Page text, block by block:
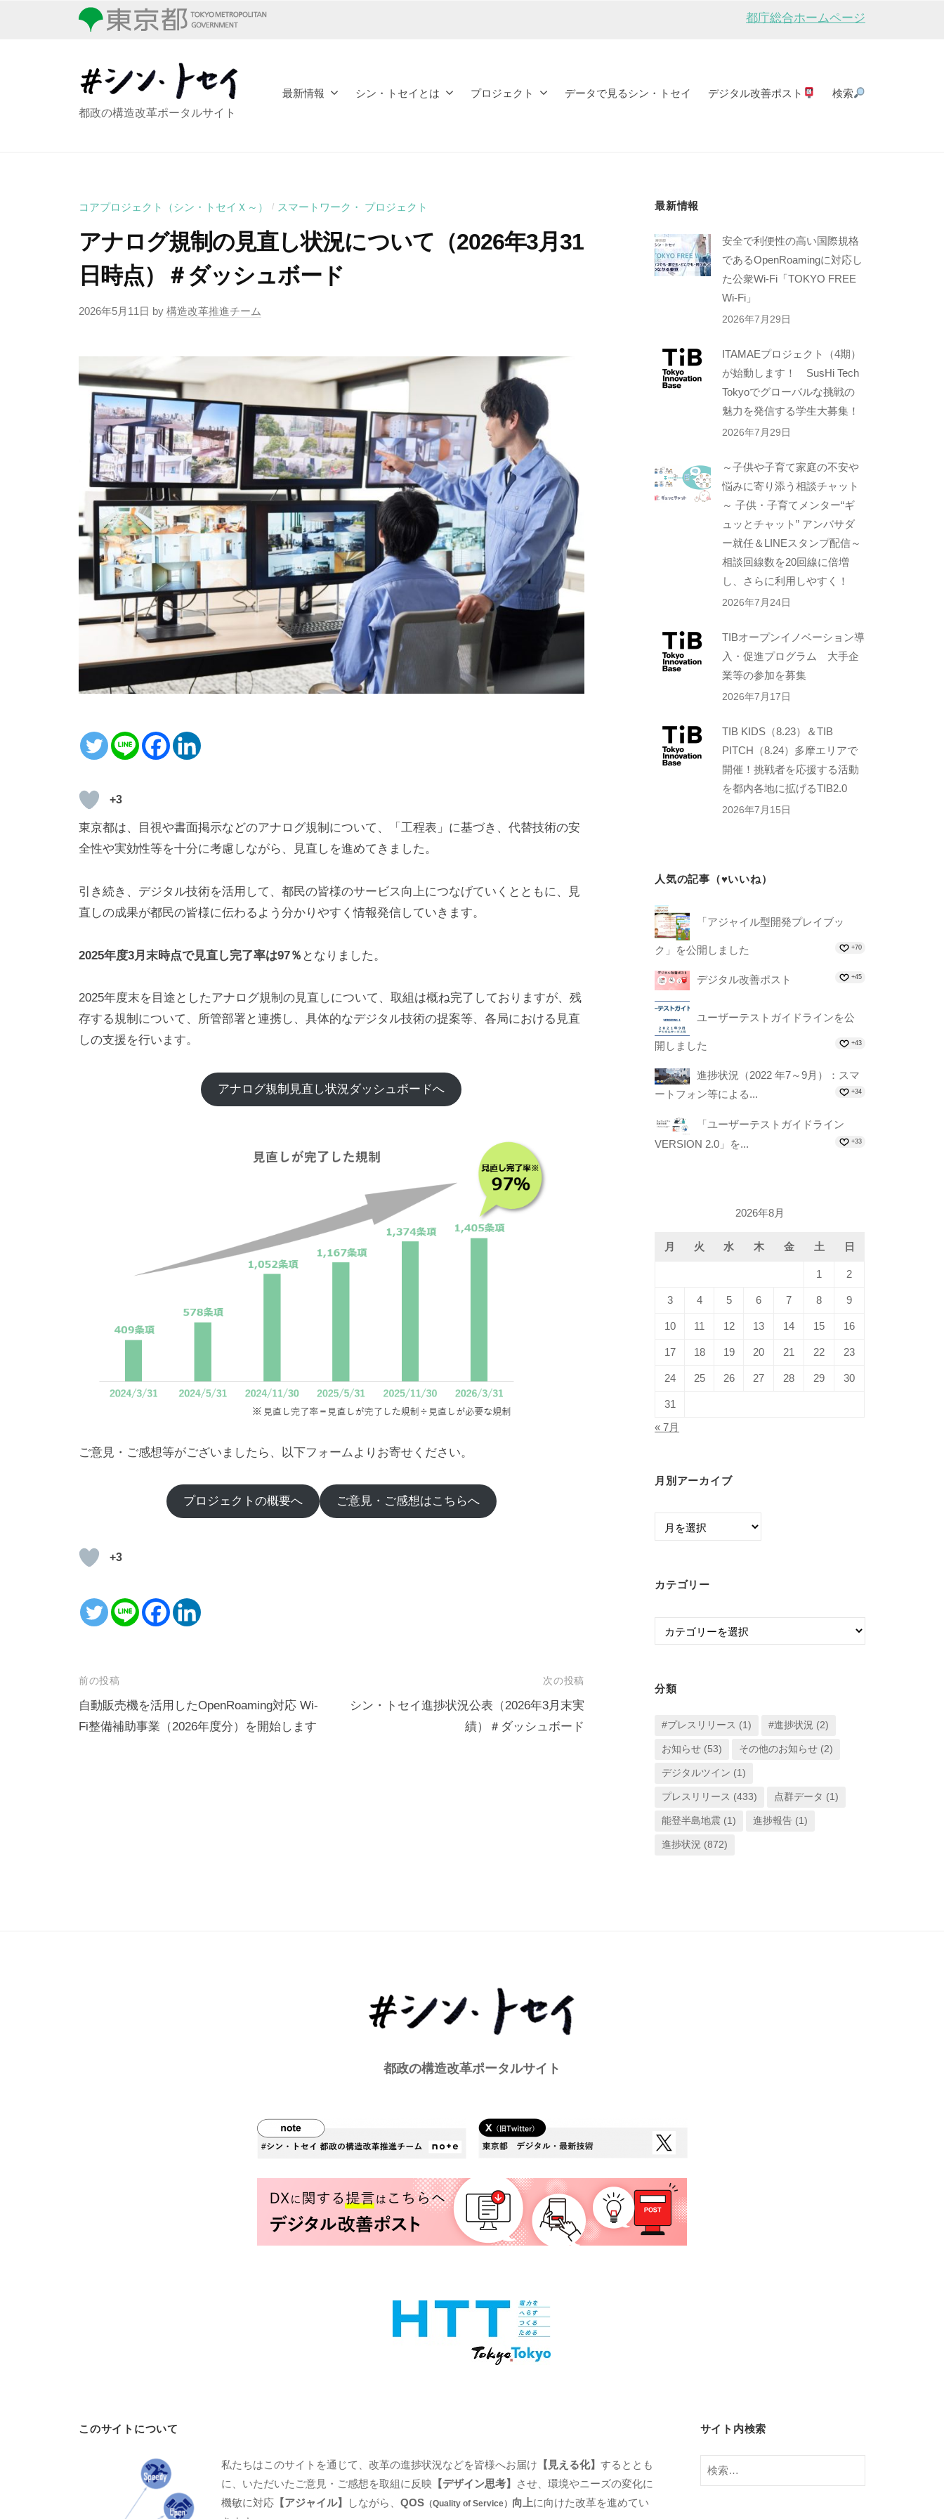
都庁総合ホームページ
シ
セ
都政の構造改革ポータルサイト
最新情報 シン・トセイとは プロジェクト データで見るシン・トセイ デジタル改善ポスト 検索
コアプロジェクト（シン・トセイＸ～） / スマートワーク・ プロジェクト
アナログ規制の見直し状況について（2026年3月31
日時点）＃ダッシュボード
2026年5月11日 by 構造改革推進チーム
+3
東京都は、目視や書面掲示などのアナログ規制について、「工程表」に基づき、代替技術の安
全性や実効性等を十分に考慮しながら、見直しを進めてきました。
引き続き、デジタル技術を活用して、都民の皆様のサービス向上につなげていくとともに、見
直しの成果が都民の皆様に伝わるよう分かりやすく情報発信していきます。
2025年度3月末時点で見直し完了率は97％ となりました。
2025年度末を目途としたアナログ規制の見直しについて、取組は概ね完了しておりますが、残
存する規制について、所管部署と連携し、具体的なデジタル技術の提案等、各局における見直
しの支援を行います。
アナログ規制見直し状況ダッシュボードへ
ご意見・ご感想等がございましたら、以下フォームよりお寄せください。
プロジェクトの概要へ ご意見・ご感想はこちらへ
+3
投
稿
ナ
前の投稿
自動販売機を活用したOpenRoaming対応 Wi-
Fi整備補助事業（2026年度分）を開始します
次の投稿
シン・トセイ進捗状況公表（2026年3月末実
績）＃ダッシュボード
最新情報
安全で利便性の高い国際規格
であるOpenRoamingに対応し
た公衆Wi-Fi「TOKYO FREE
Wi-Fi」
2026年7月29日
ITAMAEプロジェクト（4期）
が始動します！ SusHi Tech
Tokyoでグローバルな挑戦の
魅力を発信する学生大募集！
2026年7月29日
～子供や子育て家庭の不安や
悩みに寄り添う相談チャット
～ 子供・子育てメンター“ギ
ュッとチャット” アンバサダ
ー就任＆LINEスタンプ配信～
相談回線数を20回線に倍増
し、さらに利用しやすく！
2026年7月24日
TIBオープンイノベーション導
入・促進プログラム 大手企
業等の参加を募集
2026年7月17日
TIB KIDS（8.23）＆TIB
PITCH（8.24）多摩エリアで
開催！挑戦者を応援する活動
を都内各地に拡げるTIB2.0
2026年7月15日
人気の記事（♥いいね）
「アジャイル型開発プレイブッ
ク」を公開しました +70
デジタル改善ポスト +45
ユーザーテストガイドラインを公
開しました +43
進捗状況（2022 年7～9月）：スマ
ートフォン等による...
+34
「ユーザーテストガイドライン
VERSION 2.0」を...
+33
2026年8月
月 火 水 木 金 土 日
1 2
3 4 5 6 7 8 9
10 11 12 13 14 15 16
17 18 19 20 21 22 23
24 25 26 27 28 29 30
31
« 7月
月別アーカイブ
月
カ
カテゴリー
カ
ー
分類
#プレスリリース (1) #進捗状況 (2)
お知らせ (53) その他のお知らせ (2)
デジタルツイン (1)
プレスリリース (433) 点群データ (1)
能登半島地震 (1) 進捗報告 (1)
進捗状況 (872)
都政の構造改革ポータルサイト
このサイトについて
私たちはこのサイトを通じて、改革の進捗状況などを皆様へお届け 【見える化】 するととも
に、いただいたご意見・ご感想を取組に反映 【デザイン思考】
させ、環境やニーズの変化に
機敏に対応【アジャイル】 しながら、 QOS（Quality of Service） 向上に向けた改革を進めてい
サイト内検索
検
索:
ン
セ
イ